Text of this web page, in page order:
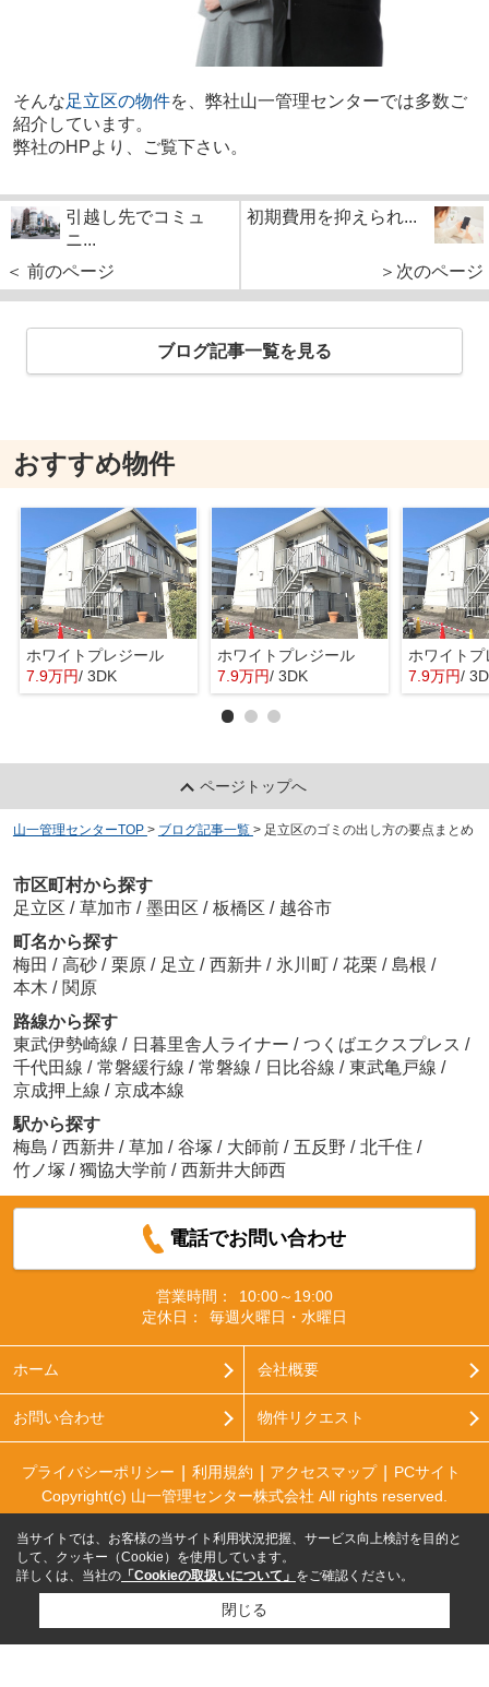
そんな足立区の物件を、弊社山一管理センターでは多数ご
紹介しています。
弊社のHPより、ご覧下さい。
引越し先でコミュ
ニ...
＜ 前のページ
初期費用を抑えられ...
＞次のページ
ブログ記事一覧を見る
おすすめ物件
ホワイトプレジール
7.9万円/ 3DK
ホワイトプレジール
7.9万円/ 3DK
ホワイトプ
7.9万円/
ページトップへ
山一管理センターTOP > ブログ記事一覧 > 足立区のゴミの出し方の要点まとめ
市区町村から探す
足立区 / 草加市 / 墨田区 / 板橋区 / 越谷市
町名から探す
梅田 / 高砂 / 栗原 / 足立 / 西新井 / 氷川町 / 花栗 / 島根 /
本木 / 関原
路線から探す
東武伊勢崎線 / 日暮里舎人ライナー / つくばエクスプレス /
千代田線 / 常磐緩行線 / 常磐線 / 日比谷線 / 東武亀戸線 /
京成押上線 / 京成本線
駅から探す
梅島 / 西新井 / 草加 / 谷塚 / 大師前 / 五反野 / 北千住 /
竹ノ塚 / 獨協大学前 / 西新井大師西
電話でお問い合わせ
営業時間：
10:00～19:00
定休日：
毎週火曜日・水曜日
ホーム 会社概要
お問い合わせ 物件リクエスト
プライバシーポリシー 利用規約 アクセスマップ
PCサイト
Copyright(c) 山一管理センター株式会社 All rights reserved.
当サイトでは、お客様の当サイト利用状況把握、サービス向上検討を目的と
して、クッキー（Cookie）を使用しています。
詳しくは、当社の 「Cookieの取扱いについて」 をご確認ください。
閉じる